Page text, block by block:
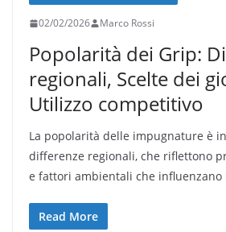
02/02/2026 Marco Rossi
Popolarità dei Grip:
regionali, Scelte dei
Utilizzo competitivo
La popolarità delle impugnature è
differenze regionali, che riflettono
e fattori ambientali che influenzano
Read More